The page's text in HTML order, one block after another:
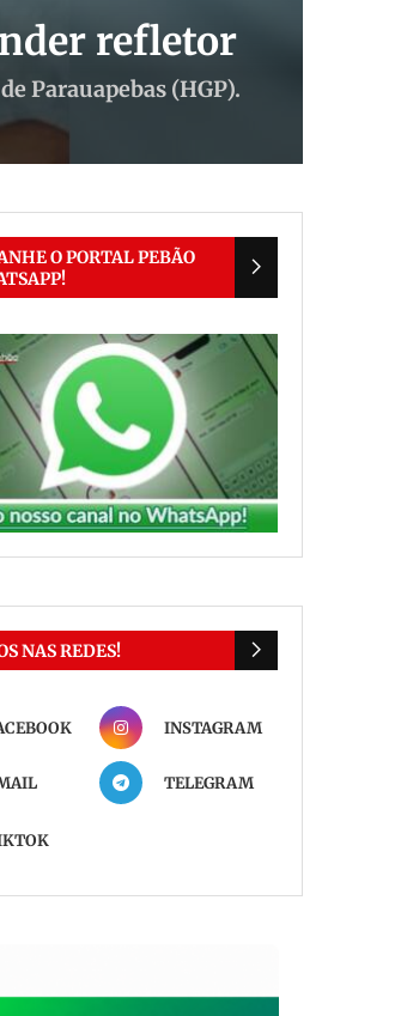
refletor
Parauapebas (HGP).
O PORTAL PEBÃO
NAS REDES!
INSTAGRAM
TELEGRAM